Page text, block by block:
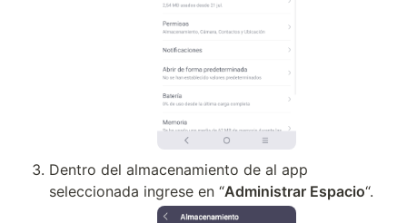
Dentro del almacenamiento de al app
seleccionada ingrese en “Administrar Espacio“.